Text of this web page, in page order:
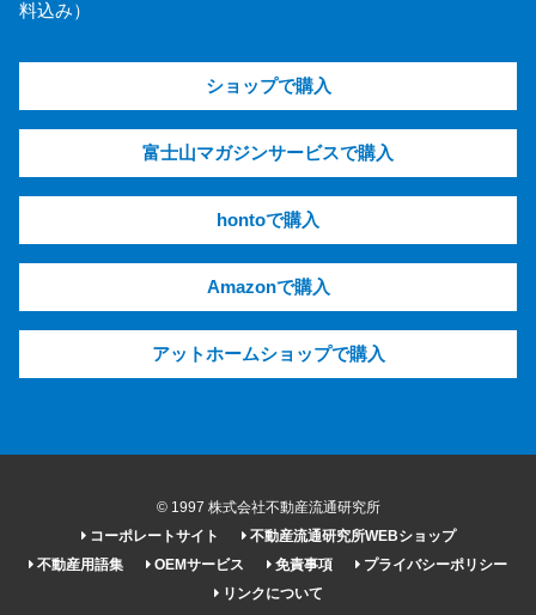
料込み）
ショップで購入
富士山マガジンサービスで購入
hontoで購入
Amazonで購入
アットホームショップで購入
© 1997 株式会社不動産流通研究所
コーポレートサイト
不動産流通研究所WEBショップ
不動産用語集
OEMサービス 免責事項
プライバシーポリシー
リンクについて